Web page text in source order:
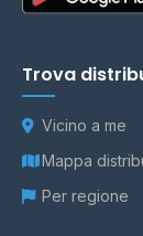
Trova
Vicino a me
Mappa
Per regione